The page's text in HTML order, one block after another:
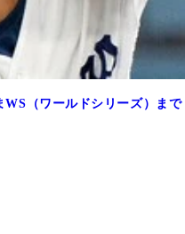
（ワールドシリーズ）まで